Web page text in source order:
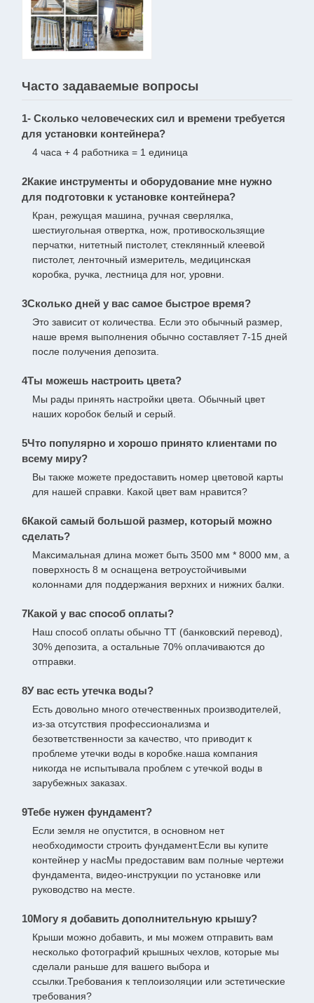
Часто задаваемые вопросы
1- Сколько человеческих сил и времени требуется
для установки контейнера?
4 часа + 4 работника = 1 единица
2Какие инструменты и оборудование мне нужно
для подготовки к установке контейнера?
Кран, режущая машина, ручная сверлялка,
шестиугольная отвертка, нож, противоскользящие
перчатки, нитетный пистолет, стеклянный клеевой
пистолет, ленточный измеритель, медицинская
коробка, ручка, лестница для ног, уровни.
3Сколько дней у вас самое быстрое время?
Это зависит от количества. Если это обычный размер,
наше время выполнения обычно составляет 7-15 дней
после получения депозита.
4Ты можешь настроить цвета?
Мы рады принять настройки цвета. Обычный цвет
наших коробок белый и серый.
5Что популярно и хорошо принято клиентами по
всему миру?
Вы также можете предоставить номер цветовой карты
для нашей справки. Какой цвет вам нравится?
6Какой самый большой размер, который можно
сделать?
Максимальная длина может быть 3500 мм * 8000 мм, а
поверхность 8 м оснащена ветроустойчивыми
колоннами для поддержания верхних и нижних балки.
7Какой у вас способ оплаты?
Наш способ оплаты обычно TT (банковский перевод),
30% депозита, а остальные 70% оплачиваются до
отправки.
8У вас есть утечка воды?
Есть довольно много отечественных производителей,
из-за отсутствия профессионализма и
безответственности за качество, что приводит к
проблеме утечки воды в коробке.наша компания
никогда не испытывала проблем с утечкой воды в
зарубежных заказах.
9Тебе нужен фундамент?
Если земля не опустится, в основном нет
необходимости строить фундамент.Если вы купите
контейнер у насМы предоставим вам полные чертежи
фундамента, видео-инструкции по установке или
руководство на месте.
10Могу я добавить дополнительную крышу?
Крыши можно добавить, и мы можем отправить вам
несколько фотографий крышных чехлов, которые мы
сделали раньше для вашего выбора и
ссылки.Требования к теплоизоляции или эстетические
требования?